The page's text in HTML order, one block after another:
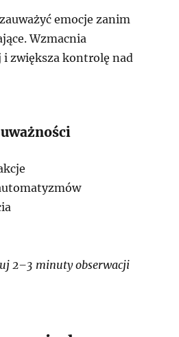
emocje zanim
Wzmacnia
zwiększa kontrolę nad
2–3 minuty obserwacji